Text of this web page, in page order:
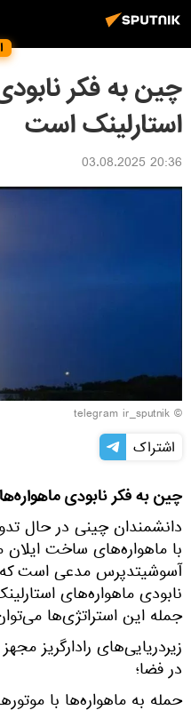
چین به فکر
استارلینک است
20:36 03.08.2025
© telegram ir_sputnik
اشتراک
چین به فکر نابودی
دانشمندان چینی در حال
با ماهواره‌های ساخت
آسوشیتدپرس مدعی است
نابودی ماهواره‌های
جمله این استراتژی‌ها
زیردریایی‌های رادارگریز
در فضا؛
حمله به ماهواره‌ها با